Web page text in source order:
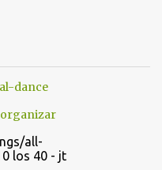
dance
all-
los 40 - jt